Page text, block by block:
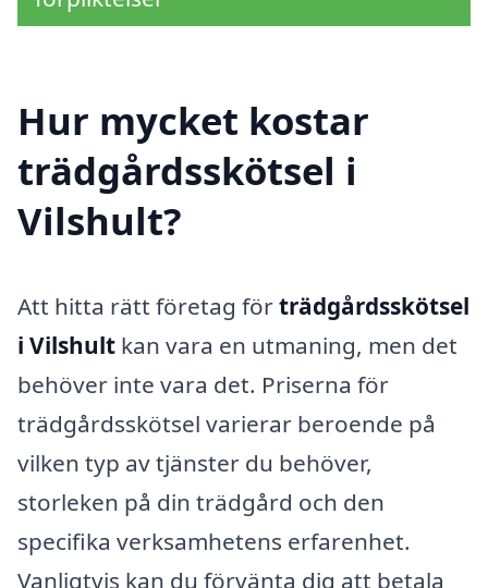
Hur mycket kostar
trädgårdsskötsel i
Vilshult?
Att hitta rätt företag förträdgårdsskötsel
i Vilshult kan vara en utmaning, men det
behöver inte vara det. Priserna för
trädgårdsskötsel varierar beroende på
vilken typ av tjänster du behöver,
storleken på din trädgård och den
specifika verksamhetens erfarenhet.
Vanligtvis kan du förvänta dig att betala